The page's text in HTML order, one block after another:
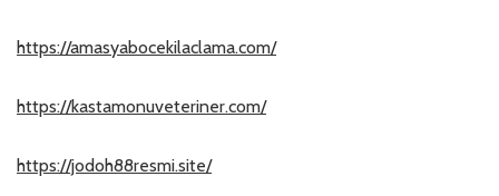
https://amasyabocekilaclama.com/
https://kastamonuveteriner.com/
https://jodoh88resmi.site/